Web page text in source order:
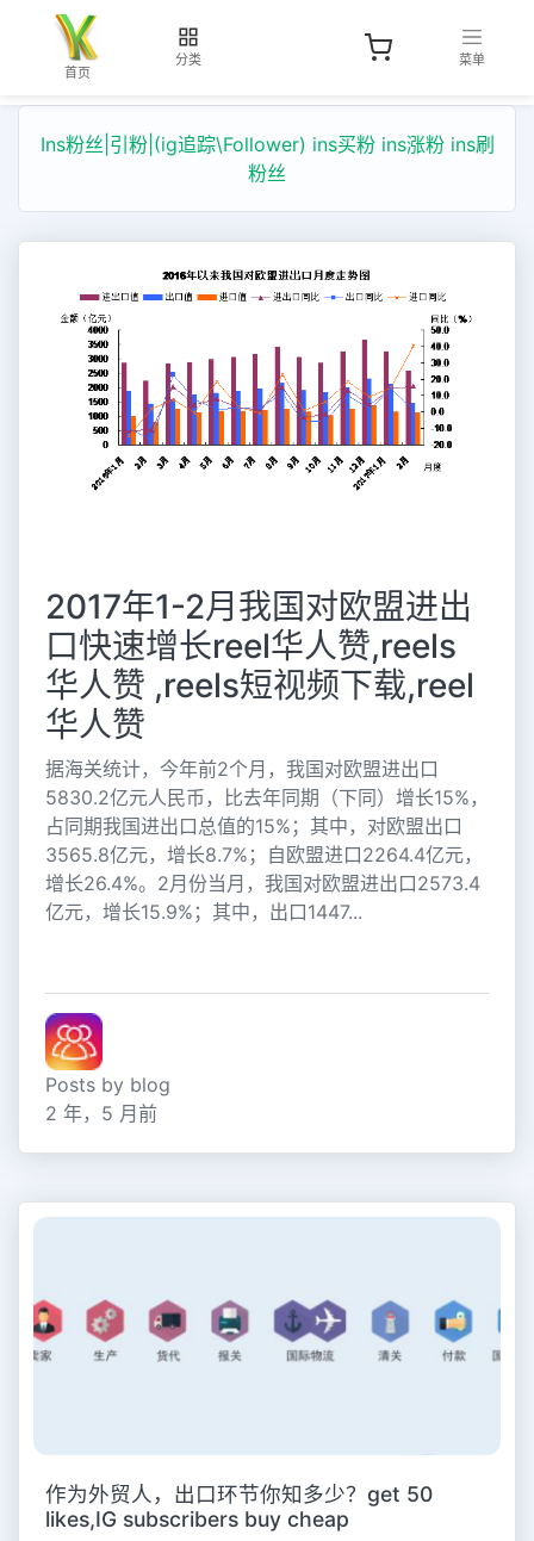
首页
分类 菜单
Ins粉丝|引粉|(ig追踪\Follower) ins买粉 ins涨粉 ins刷
粉丝
2017年1-2月我国对欧盟进出
口快速增长reel华人赞,reels
华人赞 ,reels短视频下载,reel
华人赞
据海关统计，今年前2个月，我国对欧盟进出口
5830.2亿元人民币，比去年同期（下同）增长15%，
占同期我国进出口总值的15%；其中，对欧盟出口
3565.8亿元，增长8.7%；自欧盟进口2264.4亿元，
增长26.4%。2月份当月，我国对欧盟进出口2573.4
亿元，增长15.9%；其中，出口1447...
Posts by blog
2 年，5 月前
作为外贸人，出口环节你知多少？get 50
likes,IG subscribers buy cheap